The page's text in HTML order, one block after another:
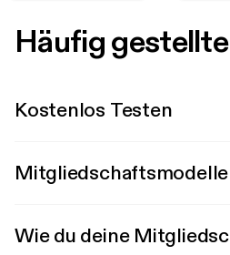
Häufig
Kostenlos Testen
Mitgliedschaftsmodelle
Wie du deine